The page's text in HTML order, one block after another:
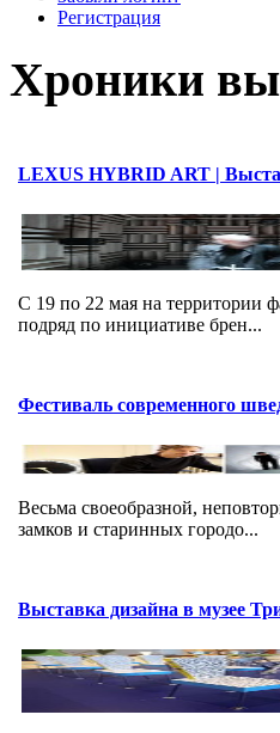
Регистрация
Хроники
LEXUS HYBRID ART |
C 19 по 22 мая на территории
подряд по инициативе брен...
Фестиваль современного
Весьма своеобразной,
замков и старинных городо...
Выставка дизайна в музее